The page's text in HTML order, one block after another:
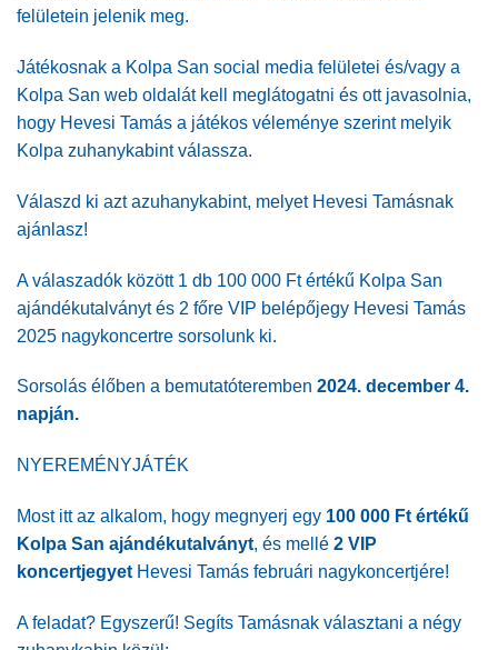
felületein jelenik meg.
Játékosnak a Kolpa San social media felületei és/vagy a
Kolpa San web oldalát kell meglátogatni és ott javasolnia,
hogy Hevesi Tamás a játékos véleménye szerint melyik
Kolpa zuhanykabint válassza.
Válaszd ki azt azuhanykabint, melyet Hevesi Tamásnak
ajánlasz!
A válaszadók között 1 db 100 000 Ft értékű Kolpa San
ajándékutalványt és 2 főre VIP belépőjegy Hevesi Tamás
2025 nagykoncertre sorsolunk ki.
Sorsolás élőben a bemutatóteremben 2024. december 4.
napján.
NYEREMÉNYJÁTÉK
Most itt az alkalom, hogy megnyerj egy 100 000 Ft értékű
Kolpa San ajándékutalványt, és mellé 2 VIP
koncertjegyet Hevesi Tamás februári nagykoncertjére!
A feladat? Egyszerű! Segíts Tamásnak választani a négy